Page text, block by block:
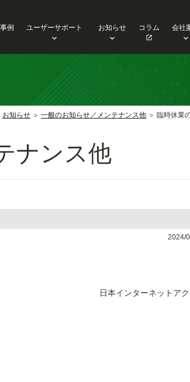
例 ユーザーサポート お知らせ コラム 会社
お知らせ 一般のお知らせ／メンテナンス他 臨時休業
ナンス他
2024/
日本インターネットア